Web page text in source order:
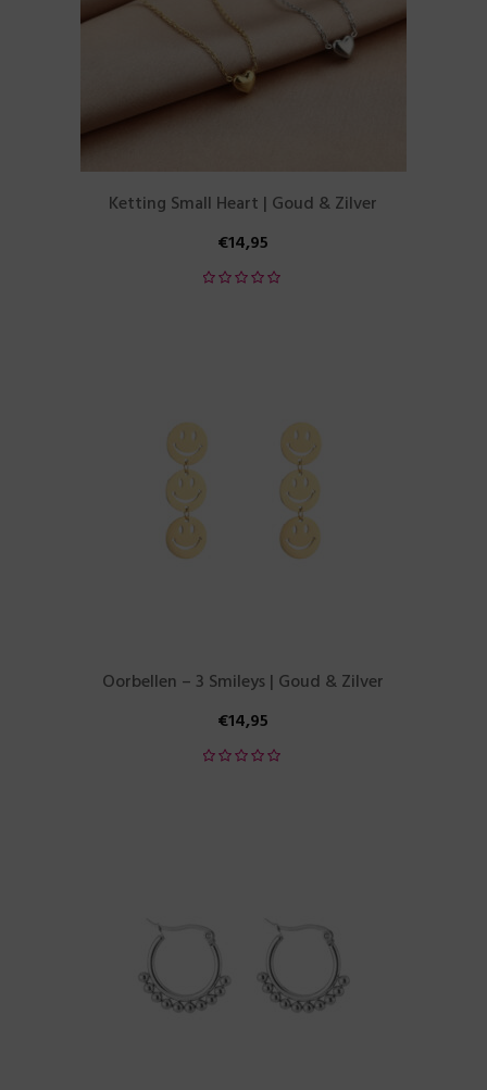
Ketting Small Heart | Goud & Zilver
€14,95
Oorbellen – 3 Smileys | Goud & Zilver
€14,95